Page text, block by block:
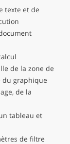
texte et de
de la zone de
du graphique
de la
tableau et
de filtre